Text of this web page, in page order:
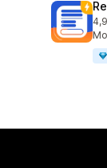
4,9